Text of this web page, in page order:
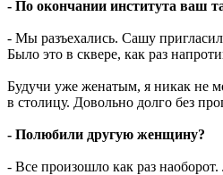
- По окончании института ваш
- Мы разъехались. Сашу
Было это в сквере, как раз
Будучи уже женатым, я никак не
в столицу. Довольно долго без
- Полюбили другую женщину?
- Все произошло как раз